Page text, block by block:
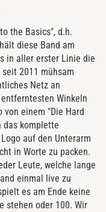
the Basics", d.h.
diese Band am
in aller erster Linie die
2011 mühsam
Netz an
Winkeln
von einem "Die Hard
das komplette
auf den Unterarm
in Worte zu packen.
Leute, welche lange
einmal live zu
es am Ende keine
stehen oder 100. Wir